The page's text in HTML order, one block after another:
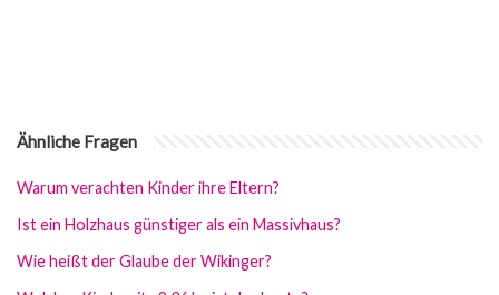
Ähnliche Fragen
Warum verachten Kinder ihre Eltern?
Ist ein Holzhaus günstiger als ein Massivhaus?
Wie heißt der Glaube der Wikinger?